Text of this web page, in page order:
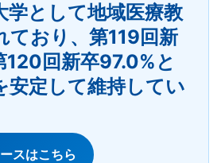
学として地域医療教
ており、第119回新
120回新卒97.0%と
安定して維持してい
スはこちら